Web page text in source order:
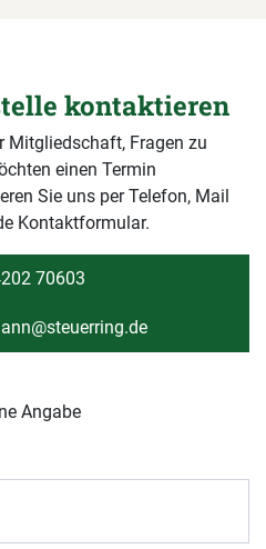
kontaktieren
Mitgliedschaft, Fragen zu
einen Termin
Sie uns per Telefon, Mail
Kontaktformular.
70603
Angabe